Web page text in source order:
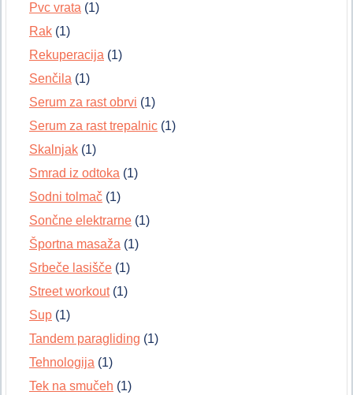
Pvc vrata (1)
Rak (1)
Rekuperacija (1)
Senčila (1)
Serum za rast obrvi (1)
Serum za rast trepalnic (1)
Skalnjak (1)
Smrad iz odtoka (1)
Sodni tolmač (1)
Sončne elektrarne (1)
Športna masaža (1)
Srbeče lasišče (1)
Street workout(1)
Sup (1)
Tandem paragliding (1)
Tehnologija (1)
Tek na smučeh (1)